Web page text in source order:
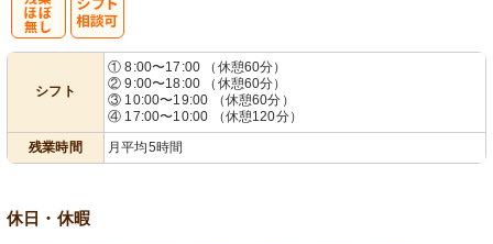
シフト
① 8:00〜17:00 （休憩60分）
② 9:00〜18:00 （休憩60分）
③ 10:00〜19:00 （休憩60分）
④ 17:00〜10:00 （休憩120分）
残業時間
月平均5時間
休日・休暇